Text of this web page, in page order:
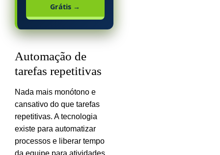
Grátis →
Automação de
tarefas repetitivas
Nada mais monótono e
cansativo do que tarefas
repetitivas. A tecnologia
existe para automatizar
processos e liberar tempo
da equipe para atividades